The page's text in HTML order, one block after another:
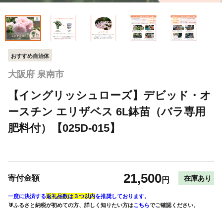
おすすめ自治体
大阪府 泉南市
【イングリッシュローズ】デビッド・オ
ースチン エリザベス 6L鉢苗（バラ専用
肥料付）【025D-015】
寄付金額 21,500円 在庫あり
一度に決済する返礼品数は３つ以内を推奨しております。
🔰ふるさと納税が初めての方、詳しく知りたい方はこちらでご確認ください。